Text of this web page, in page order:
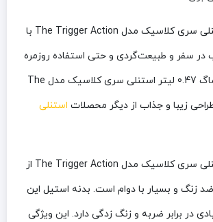
ماگ 0.47 لیتر استنلی سری کلاسیک مدل The Trigger Action با
در سفر و طبیعت‌گردی و حتی استفاده روزمره
مناسب می باشد. ماگ 0.47 لیتر استنلی سری کلاسیک مدل The
استنلی
ماگ 0.47 لیتر استنلی سری کلاسیک مدل The Trigger Action از
جنس استیل 18/8 ضد زنگ و بسیار با دوام است. بدنه استیل این
در برابر ضربه و زنگ زدگی دارد. این ویژگی